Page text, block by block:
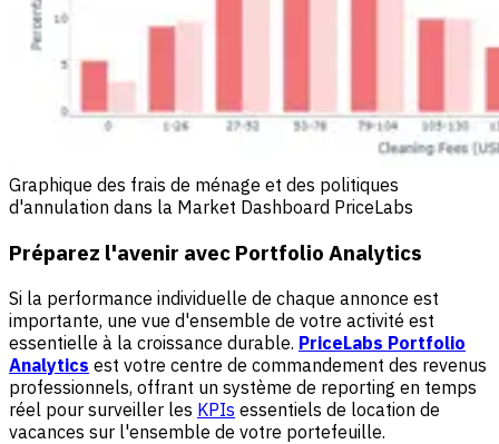
Graphique des frais de ménage et des politiques
d'annulation dans la Market Dashboard PriceLabs
Préparez l'avenir avec Portfolio Analytics
Si la performance individuelle de chaque annonce est
importante, une vue d'ensemble de votre activité est
essentielle à la croissance durable. PriceLabs Portfolio
Analytics est votre centre de commandement des revenus
professionnels, offrant un système de reporting en temps
réel pour surveiller les KPIs essentiels de location de
vacances sur l'ensemble de votre portefeuille.